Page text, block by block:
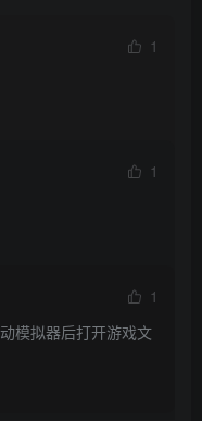
1
1
1
模拟器后打开游戏文